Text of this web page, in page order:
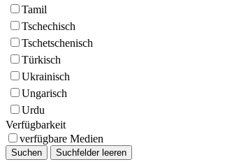
Tamil
Tschechisch
Tschetschenisch
Türkisch
Ukrainisch
Ungarisch
Urdu
Verfügbarkeit
verfügbare Medien